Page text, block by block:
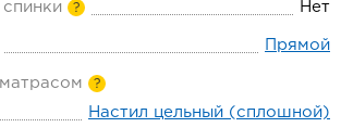
? Нет
Прямой
?
Настил цельный (сплошной)